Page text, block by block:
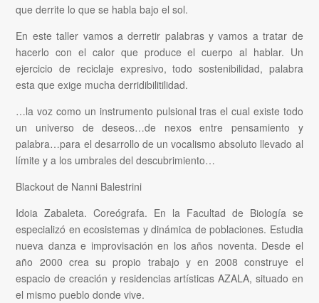
que derrite lo que se habla bajo el sol.
En este taller vamos a derretir palabras y vamos a tratar de
hacerlo con el calor que produce el cuerpo al hablar. Un
ejercicio de reciclaje expresivo, todo sostenibilidad, palabra
esta que exige mucha derridibilitilidad.
…la voz como un instrumento pulsional tras el cual existe todo
un universo de deseos…de nexos entre pensamiento y
palabra…para el desarrollo de un vocalismo absoluto llevado al
límite y a los umbrales del descubrimiento…
Blackout de Nanni Balestrini
Idoia Zabaleta. Coreógrafa. En la Facultad de Biología se
especializó en ecosistemas y dinámica de poblaciones. Estudia
nueva danza e improvisación en los años noventa. Desde el
año 2000 crea su propio trabajo y en 2008 construye el
espacio de creación y residencias artísticas AZALA, situado en
el mismo pueblo donde vive.